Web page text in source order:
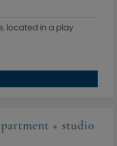
located in a play
+ studio